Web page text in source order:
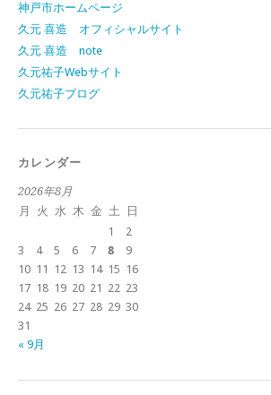
神戸市ホームページ
久元 喜造 オフィシャルサイト
久元 喜造 note
久元祐子Webサイト
久元祐子ブログ
カレンダー
2026年8月
月
火 水 木 金 土
日
1
2
3
4 5 6 7 8
9
10 11 12 13 14 15 16
17 18 19 20 21 22 23
24 25 26 27 28 29 30
31
« 9月